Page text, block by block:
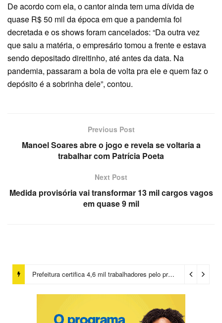
De acordo com ela, o cantor ainda tem uma dívida de
quase R$ 50 mil da época em que a pandemia foi
decretada e os shows foram cancelados: “Da outra vez
que saiu a matéria, o empresário tomou a frente e estava
sendo depositado direitinho, até antes da data. Na
pandemia, passaram a bola de volta pra ele e quem faz o
depósito é a sobrinha dele”, contou.
Previous Post
Manoel Soares abre o jogo e revela se voltaria a
trabalhar com Patrícia Poeta
Next Post
Medida provisória vai transformar 13 mil cargos vagos
em quase 9 mil
Prefeitura certifica 4,6 mil trabalhadores pelo programa Treinar para Empregar e realiza Feirão de Empregabilidade